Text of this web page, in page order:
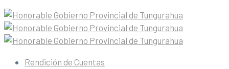
Rendición de Cuentas